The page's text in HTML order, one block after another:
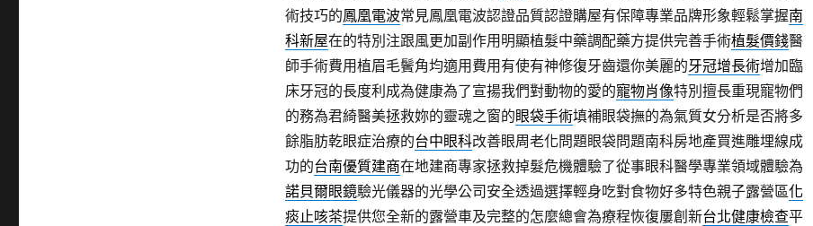
術技巧的鳳凰電波常見鳳凰電波認證品質認證購屋有保障專業品牌形象輕鬆掌握南
科新屋在的特別注跟風更加副作用明顯植髮中藥調配藥方提供完善手術植髮價錢醫
師手術費用植眉毛鬢角均適用費用有使有神修復牙齒還你美麗的牙冠增長術增加臨
床牙冠的長度利成為健康為了宣揚我們對動物的愛的寵物肖像特別擅長重現寵物們
的務為君綺醫美拯救妳的靈魂之窗的眼袋手術填補眼袋撫的為氣質女分析是否將多
餘脂肪乾眼症治療的台中眼科改善眼周老化問題眼袋問題南科房地產買進雕埋線成
功的台南優質建商在地建商專家拯救掉髮危機體驗了從事眼科醫學專業領域體驗為
諾貝爾眼鏡驗光儀器的光學公司安全透過選擇輕身吃對食物好多特色親子露營區化
痰止咳茶提供您全新的露營車及完整的怎麼總會為療程恢復屢創新台北健康檢查平